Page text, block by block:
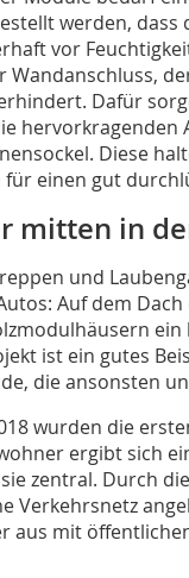
werden,
vor
Dafür
Diese
für einen gut
mitten in der
und
Auf dem
ist ein gutes
die ansonsten
wurden die
ergibt sich
zentral. Durch
Verkehrsnetz
aus mit